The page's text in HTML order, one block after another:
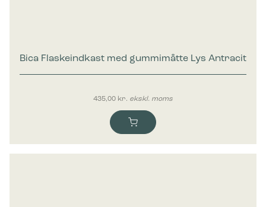
Bica Flaskeindkast med gummimåtte Lys Antracit
435,00 kr. ekskl. moms